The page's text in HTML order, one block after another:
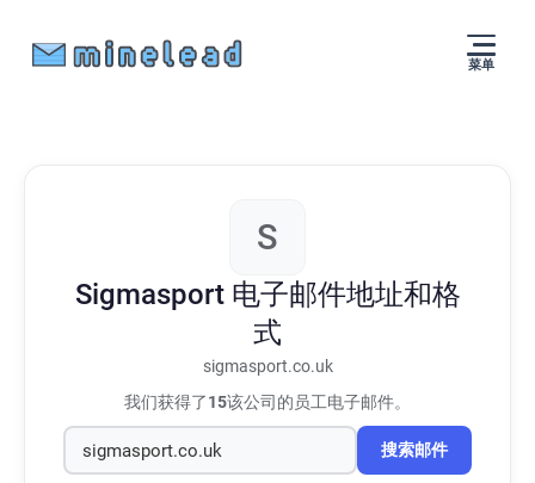
菜单
S
Sigmasport 电子邮件地址和格
式
sigmasport.co.uk
我们获得了15该公司的员工电子邮件。
搜索邮件